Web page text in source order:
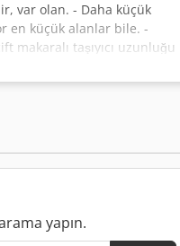
var olan. - Daha küçük
en küçük alanlar bile. -
taşıyıcı uzunluğu
0,37 kW Kesme
0-45° Kesme genişliği 1000
2600 mm'ye kadar
yapın.